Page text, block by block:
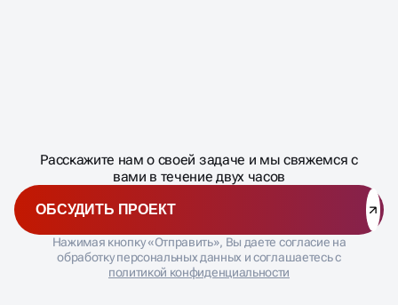
�
Расскажите нам о своей задаче и мы свяжемся с
вами в течение двух часов
ОБСУДИТЬ ПРОЕКТ
Нажимая кнопку «Отправить», Вы даете согласие на
обработку персональных данных и соглашаетесь с
политикой конфиденциальности